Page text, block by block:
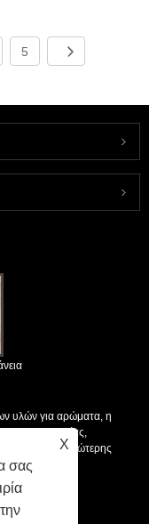
5
υλών για αρώματα, η
"καινοτομίας,
λύσεις ανώτερης
X
σας